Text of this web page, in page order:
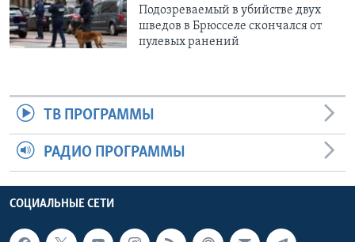
Подозреваемый в убийстве двух
шведов в Брюсселе скончался от
пулевых ранений
ТВ ПРОГРАММЫ
РАДИО ПРОГРАММЫ
СОЦИАЛЬНЫЕ СЕТИ